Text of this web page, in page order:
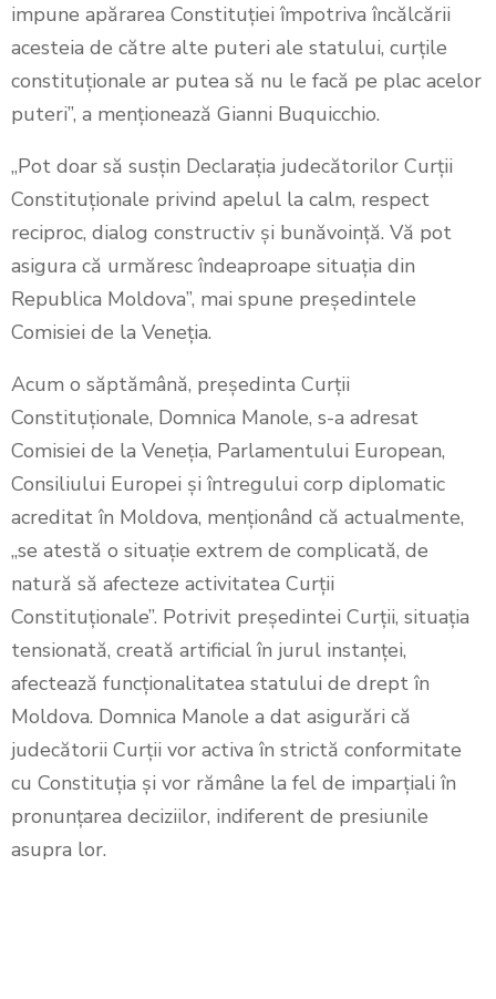
impune apărarea Constituției împotriva încălcării
acesteia de către alte puteri ale statului, curțile
constituționale ar putea să nu le facă pe plac acelor
puteri”, a menționează Gianni Buquicchio.
„Pot doar să susțin Declarația judecătorilor Curții
Constituționale privind apelul la calm, respect
reciproc, dialog constructiv și bunăvoință. Vă pot
asigura că urmăresc îndeaproape situația din
Republica Moldova”, mai spune președintele
Comisiei de la Veneția.
Acum o săptămână, președinta Curții
Constituționale, Domnica Manole, s-a adresat
Comisiei de la Veneția, Parlamentului European,
Consiliului Europei și întregului corp diplomatic
acreditat în Moldova, menționând că actualmente,
„se atestă o situație extrem de complicată, de
natură să afecteze activitatea Curții
Constituționale”. Potrivit președintei Curții, situația
tensionată, creată artificial în jurul instanței,
afectează funcționalitatea statului de drept în
Moldova. Domnica Manole a dat asigurări că
judecătorii Curții vor activa în strictă conformitate
cu Constituția și vor rămâne la fel de imparțiali în
pronunțarea deciziilor, indiferent de presiunile
asupra lor.